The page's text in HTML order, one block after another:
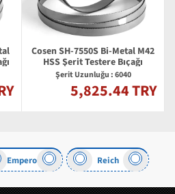
Cosen SH-7550S Bi-Metal M42
HSS Şerit Testere Bıçağı
Şerit Uzunluğu : 6040
5,825.44 TRY
Empero Reich